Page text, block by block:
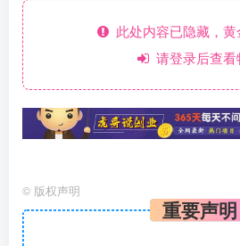
此处内容已隐藏，黄
请登录后查看
© 版权声明
重要声明